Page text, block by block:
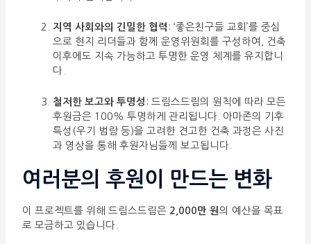
지역 사회와의 긴밀한 협력 : ‘좋은친구들 교회’를 중심
으로 현지 리더들과 함께 운영위원회를 구성하여, 건축
이후에도 지속 가능하고 투명한 운영 체계를 유지합니
다.
철저한 보고와 투명성 : 드림스드림의 원칙에 따라 모든
후원금은 100% 투명하게 관리됩니다. 아마존의 기후
특성(우기 범람 등)을 고려한 견고한 건축 과정은 사진
과 영상을 통해 후원자님들께 보고됩니다.
여러분의 후원이 만드는 변화
이 프로젝트를 위해 드림스드림은 2,000만 원의 예산을 목표
로 모금하고 있습니다.